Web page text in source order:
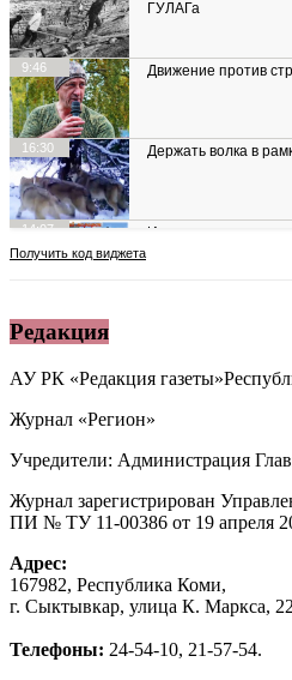
Редакция
АУ РК «Редакция
Журнал «Регион»
Учредители: Администрация
Журнал зарегистрирован
ПИ № ТУ 11-00386 от 19 апреля
Адрес:
167982, Республика Коми,
г. Сыктывкар, улица К. Маркса,
Телефоны: 24-54-10, 21-57-54.